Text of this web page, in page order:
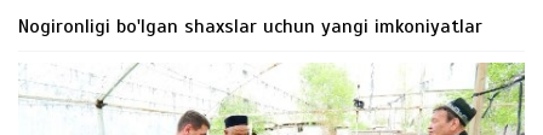
Nogironligi bo'lgan shaxslar uchun yangi imkoniyatlar